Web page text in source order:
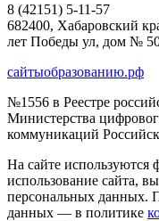
8 (42151) 5-11-57
682400, Хабаровский
лет Победы ул, дом №
сайтыобразованию.рф
№1556 в Реестре
Министерства
коммуникаций
На сайте
использование сайта,
персональных данных.
данных — в политике